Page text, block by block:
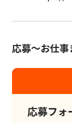
応募～お仕
応募フォ